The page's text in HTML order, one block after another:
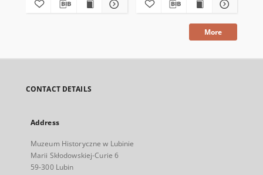
More
CONTACT DETAILS
Address
Muzeum Historyczne w Lubinie
Marii Skłodowskiej-Curie 6
59-300 Lubin